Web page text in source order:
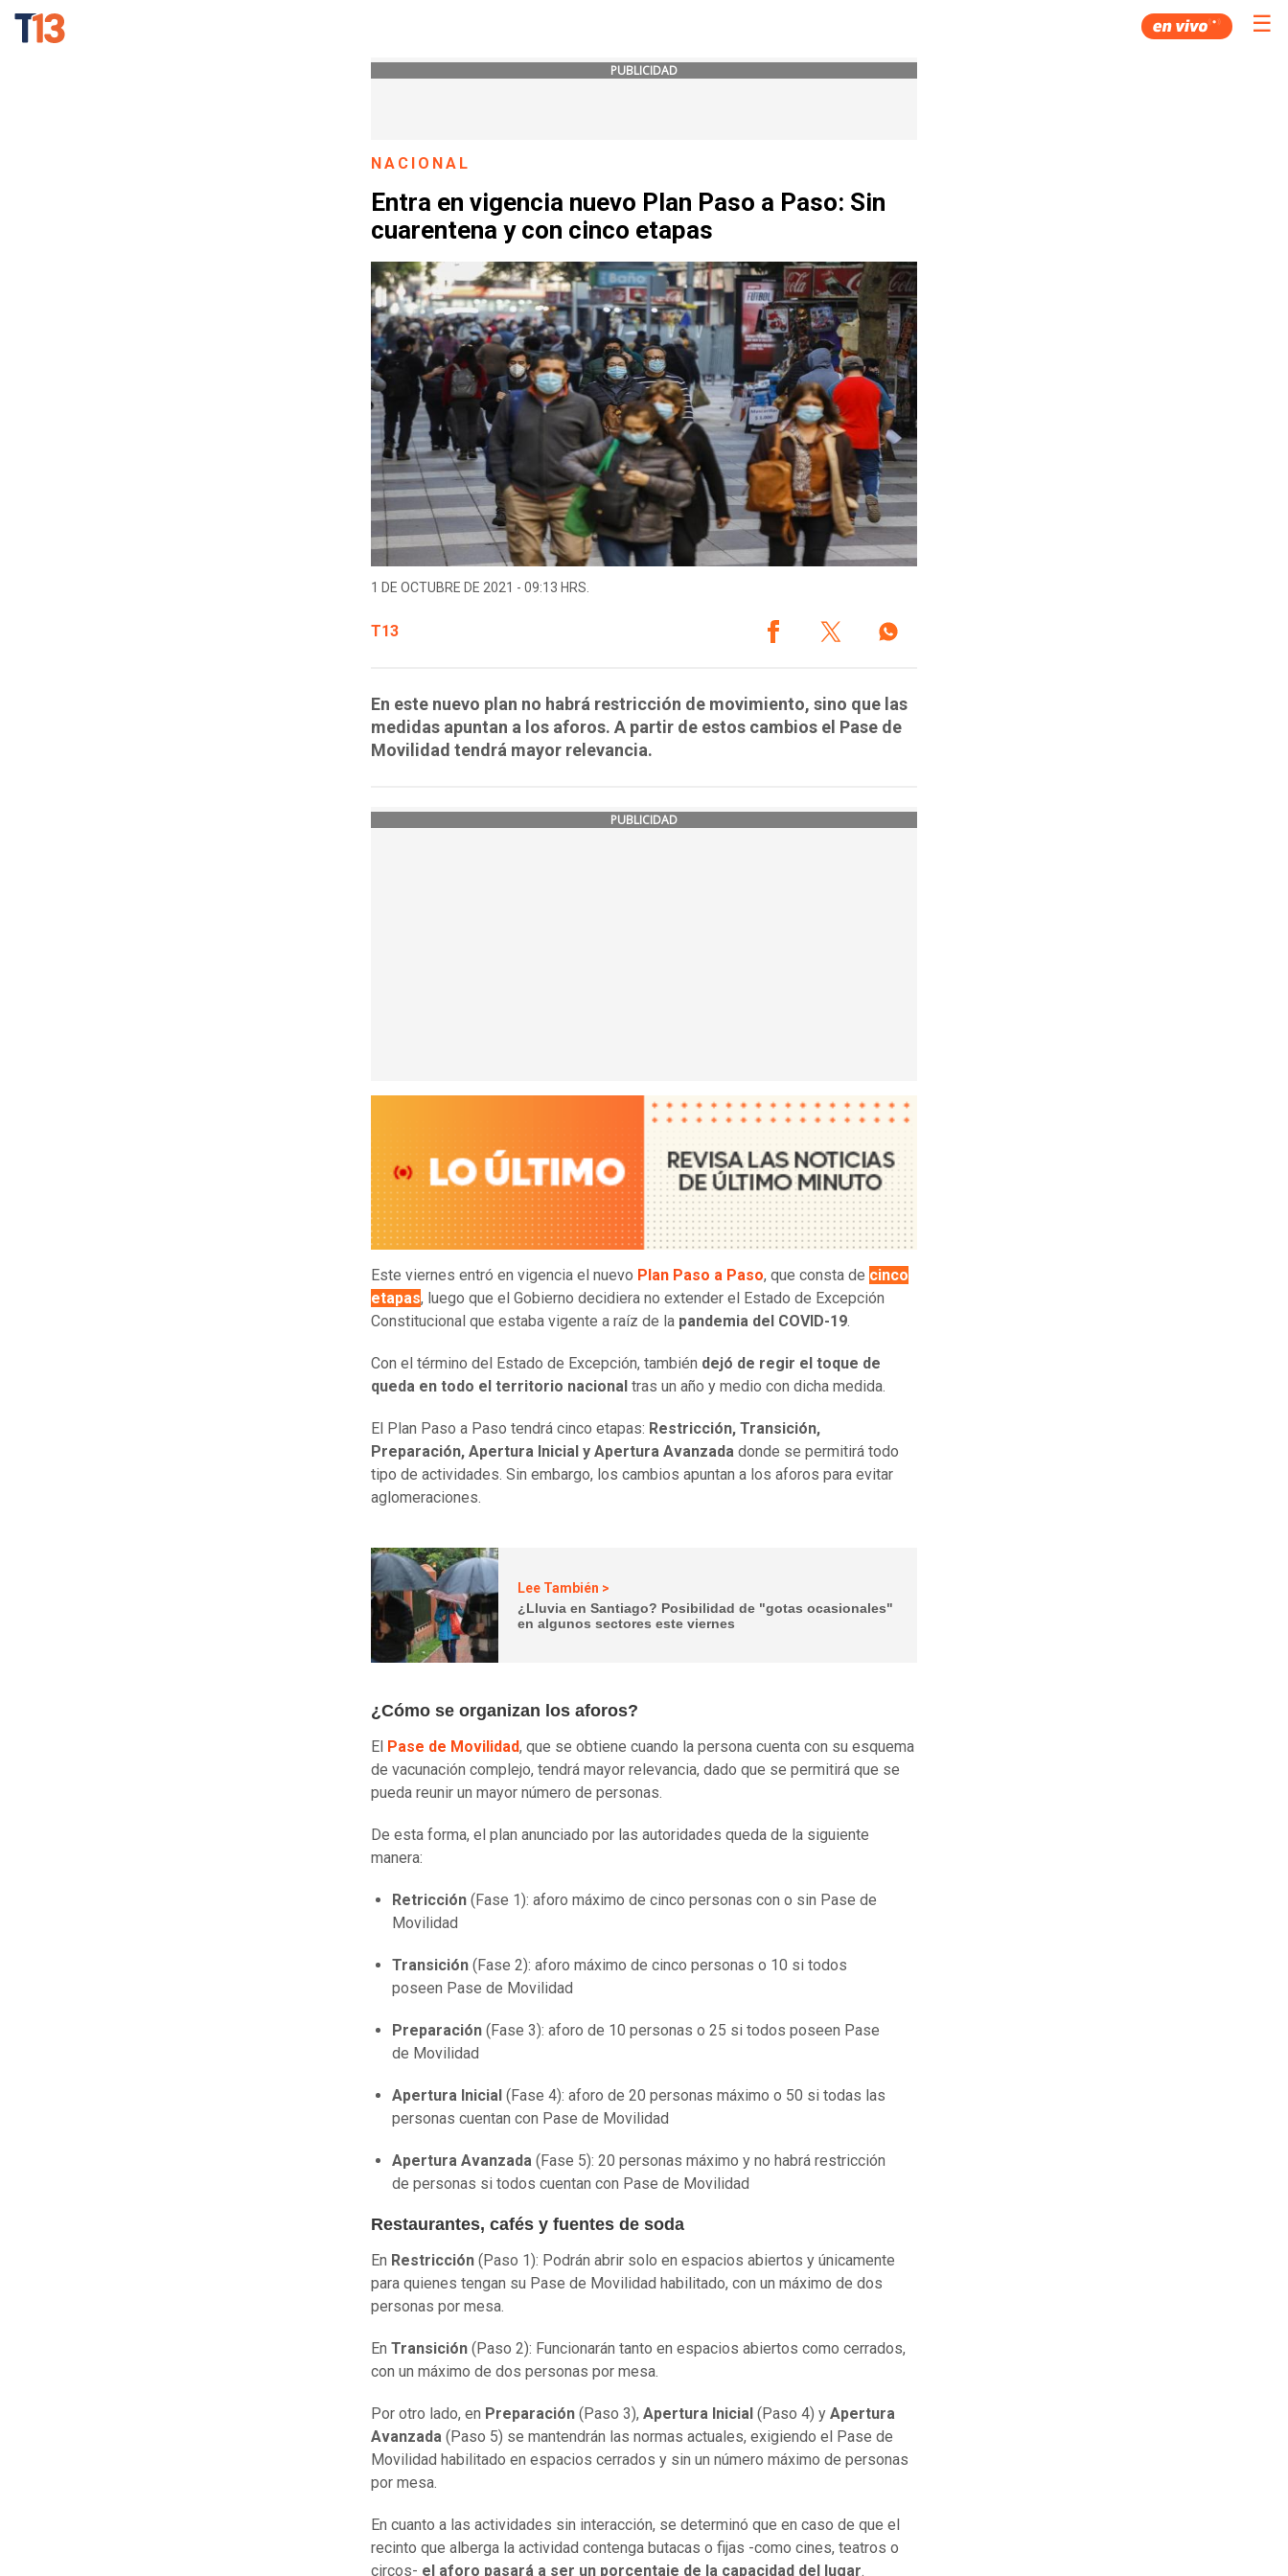
☰
PUBLICIDAD
NACIONAL
Entra en vigencia nuevo Plan Paso a Paso: Sin
cuarentena y con cinco etapas
1 DE OCTUBRE DE 2021 - 09:13 HRS.
T13
En este nuevo plan no habrá restricción de movimiento, sino que las
medidas apuntan a los aforos. A partir de estos cambios el Pase de
Movilidad tendrá mayor relevancia.
PUBLICIDAD
Este viernes entró en vigencia el nuevo Plan Paso a Paso, que consta de cinco
etapas, luego que el Gobierno decidiera no extender el Estado de Excepción
Constitucional que estaba vigente a raíz de la pandemia del COVID-19.
Con el término del Estado de Excepción, también dejó de regir el toque de
queda en todo el territorio nacional tras un año y medio con dicha medida.
El Plan Paso a Paso tendrá cinco etapas: Restricción, Transición,
Preparación, Apertura Inicial y Apertura Avanzada donde se permitirá todo
tipo de actividades. Sin embargo, los cambios apuntan a los aforos para evitar
aglomeraciones.
Lee También >
¿Lluvia en Santiago? Posibilidad de "gotas ocasionales"
en algunos sectores este viernes
¿Cómo se organizan los aforos?
El Pase de Movilidad, que se obtiene cuando la persona cuenta con su esquema
de vacunación complejo, tendrá mayor relevancia, dado que se permitirá que se
pueda reunir un mayor número de personas.
De esta forma, el plan anunciado por las autoridades queda de la siguiente
manera:
Retricción (Fase 1): aforo máximo de cinco personas con o sin Pase de
Movilidad
Transición (Fase 2): aforo máximo de cinco personas o 10 si todos
poseen Pase de Movilidad
Preparación (Fase 3): aforo de 10 personas o 25 si todos poseen Pase
de Movilidad
Apertura Inicial (Fase 4): aforo de 20 personas máximo o 50 si todas las
personas cuentan con Pase de Movilidad
Apertura Avanzada (Fase 5): 20 personas máximo y no habrá restricción
de personas si todos cuentan con Pase de Movilidad
Restaurantes, cafés y fuentes de soda
En Restricción (Paso 1): Podrán abrir solo en espacios abiertos y únicamente
para quienes tengan su Pase de Movilidad habilitado, con un máximo de dos
personas por mesa.
En Transición (Paso 2): Funcionarán tanto en espacios abiertos como cerrados,
con un máximo de dos personas por mesa.
Por otro lado, en Preparación (Paso 3), Apertura Inicial (Paso 4) y Apertura
Avanzada (Paso 5) se mantendrán las normas actuales, exigiendo el Pase de
Movilidad habilitado en espacios cerrados y sin un número máximo de personas
por mesa.
En cuanto a las actividades sin interacción, se determinó que en caso de que el
recinto que alberga la actividad contenga butacas o fijas -como cines, teatros o
circos- el aforo pasará a ser un porcentaje de la capacidad del lugar.